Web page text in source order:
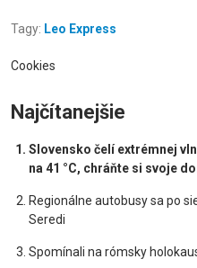
Tagy: Leo Express
Cookies
Najčítanejšie
Slovensko čelí extrémnej
na 41 °C, chráňte si svoje
Regionálne autobusy sa po
Seredi
Spomínali na rómsky